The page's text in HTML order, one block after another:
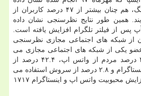
است كه با وجود فیلترینگ، هم چنان بیشتر از ۴۷ درصد كاربران از
همین طور نتایج نظرسنجی نشان داده
پس از فیلتر تلگرام افزایش یافته است.
از شبكه های اجتماعی مجازی نظرسنجی
عضو یكی از شبكه های اجتماعی مجازی می
باشند. تیر ماه ۹۸؛ ۴۲.۸ درصد مردم از واتس اپ، ۴۲.۴ درصد از
تلگرام، ۳۹.۵ درصد از اینستاگرام و ۲.۸ درصد از سروش استفاده می